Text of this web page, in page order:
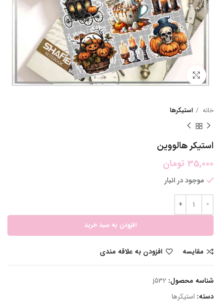
بزرگنمایی تصویر
خانه استیکرها
استیکر هالووین
35,000 تومان
موجود در انبار
افزودن به سبد خرید
مقایسه افزودن به علاقه مندی
شناسه محصول: j532
دسته: استیکرها